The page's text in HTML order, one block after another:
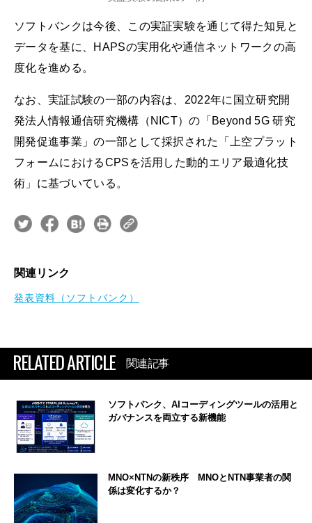
ソフトバンクは今後、この実証実験を通じて得た知見と
データを基に、HAPSの実用化や通信ネットワークの高
度化を進める。
なお、実証試験の一部の内容は、2022年に国立研究開
発法人情報通信研究機構（NICT）の「Beyond 5G 研究
開発促進事業」の一部として採択された「上空プラット
フォームにおけるCPSを活用した動的エリア最適化技
術」に基づいている。
関連リンク
発表資料（ソフトバンク）
RELATED ARTICLE 関連記事
ソフトバンク、AIコーディングツールの活用と
ガバナンスを両立する新機能
MNO×NTNの新秩序 MNOとNTN事業者の関
係は変化するか？